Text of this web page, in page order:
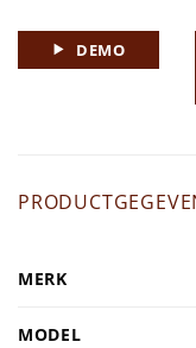
DEMO
MERK
MODEL